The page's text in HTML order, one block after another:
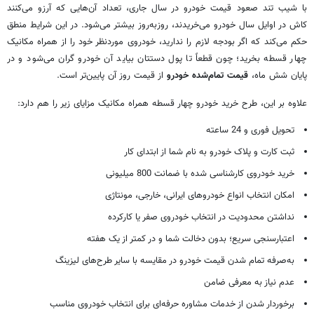
با شیب تند صعود قیمت خودرو در سال جاری، تعداد آن‌هایی که آرزو می‌کنند
کاش در اوایل سال خودرو می‌خریدند، روزبه‌روز بیشتر می‌شود. در این شرایط منطق
حکم می‌کند که اگر بودجه لازم را ندارید، خودروی موردنظر خود را از همراه مکانیک
چهار قسطه بخرید؛ چون قطعاً تا پول دستتان بیاید آن خودرو گران می‌شود و در
پایان شش ماه، قیمت تمام‌شده خودرو از قیمت روز آن پایین‌تر است.
علاوه بر این، طرح خرید خودرو چهار قسطه همراه مکانیک مزایای زیر را هم دارد:
تحویل فوری و 24 ساعته
ثبت کارت و پلاک خودرو به نام شما از ابتدای کار
خرید خودروی کارشناسی شده با ضمانت 800 میلیونی
امکان انتخاب انواع خودروهای ایرانی، خارجی، مونتاژی
نداشتن محدودیت در انتخاب خودروی صفر یا کارکرده
اعتبارسنجی سریع؛ بدون دخالت شما و در کمتر از یک هفته
به‌صرفه تمام شدن قیمت خودرو در مقایسه با سایر طرح‌های لیزینگ
عدم نیاز به معرفی ضامن
برخوردار شدن از خدمات مشاوره حرفه‌ای برای انتخاب خودروی مناسب